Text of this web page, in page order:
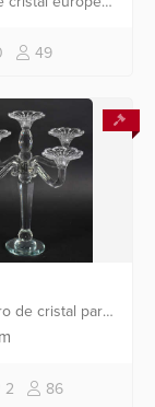
49
de cristal para
2 86